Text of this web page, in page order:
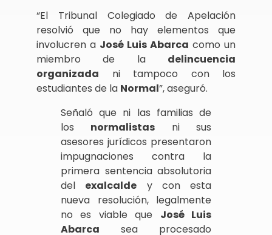
“El Tribunal Colegiado de Apelación
resolvió que no hay elementos que
involucren a José Luis Abarca como un
miembro de la delincuencia
organizada ni tampoco con los
estudiantes de la Normal”, aseguró.
Señaló que ni las familias de
los normalistas ni sus
asesores jurídicos presentaron
impugnaciones contra la
primera sentencia absolutoria
del exalcalde y con esta
nueva resolución, legalmente
no es viable que José Luis
Abarca sea procesado